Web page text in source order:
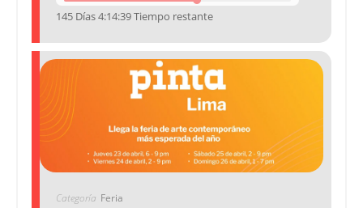
145 Días 4:14:39 Tiempo restante
Categoría Feria